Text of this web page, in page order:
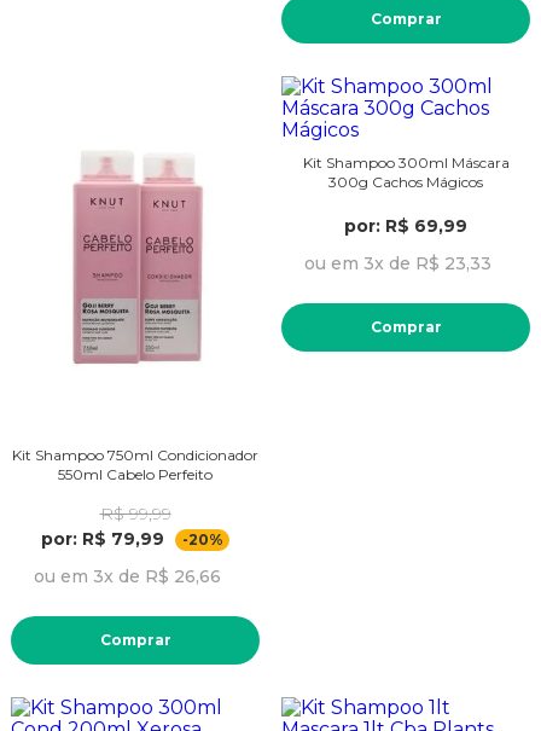
Comprar
Kit Shampoo 750ml Condicionador
550ml Cabelo Perfeito
R$ 99,99
por: R$ 79,99
-20%
ou em 3x de R$ 26,66
Comprar
Kit Shampoo 300ml Máscara
300g Cachos Mágicos
por: R$ 69,99
ou em 3x de R$ 23,33
Comprar